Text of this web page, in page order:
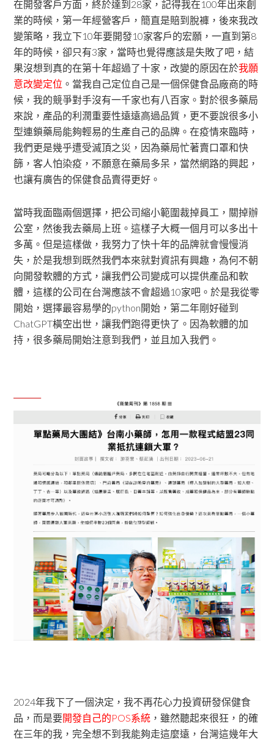
在開發客戶方面，終於達到28家，記得我在100年出來創
業的時候，第一年經營客戶，簡直是賠到脫褲，後來我改
變策略，我立下10年要開發10家客戶的宏願，一直到第8
年的時候，卻只有3家，當時也覺得應該是失敗了吧，結
果沒想到真的在第十年超過了十家，改變的原因在於我願
意改變定位 。當我自己定位自己是一個保健食品廠商的時
候，我的競爭對手沒有一千家也有八百家。對於很多藥局
來說，產品的利潤重要性遠遠高過品質，更不要說很多小
型連鎖藥局能夠輕易的生產自己的品牌。在疫情來臨時，
我們更是幾乎遭受滅頂之災，因為藥局忙著賣口罩和快
篩，客人怕染疫，不願意在藥局多呆，當然網路的興起，
也讓有廣告的保健食品賣得更好。
當時我面臨兩個選擇，把公司縮小範圍裁掉員工，關掉辦
公室，然後我去藥局上班。這樣子大概一個月可以多出十
多萬。但是這樣做，我努力了快十年的品牌就會慢慢消
失，於是我想到既然我們本來就對資訊有興趣，為何不朝
向開發軟體的方式，讓我們公司變成可以提供產品和軟
體，這樣的公司在台灣應該不會超過10家吧。於是我從零
開始，選擇最容易學的python開始，第二年剛好碰到
ChatGPT橫空出世，讓我們跑得更快了。因為軟體的加
持，很多藥局開始注意到我們，並且加入我們。
2024年我下了一個決定，我不再花心力投資研發保健食
品，而是要開發自己的POS系統 ，雖然聽起來很狂，的確
在三年的我，完全想不到我能夠走這麼遠，台灣這幾年大